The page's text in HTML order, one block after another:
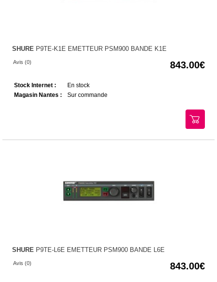
SHURE P9TE-K1E EMETTEUR PSM900 BANDE K1E
Avis (0) 843.00
Stock Internet :
En stock
Magasin Nantes :
Sur commande
SHURE P9TE-L6E EMETTEUR PSM900 BANDE L6E
Avis (0) 843.00